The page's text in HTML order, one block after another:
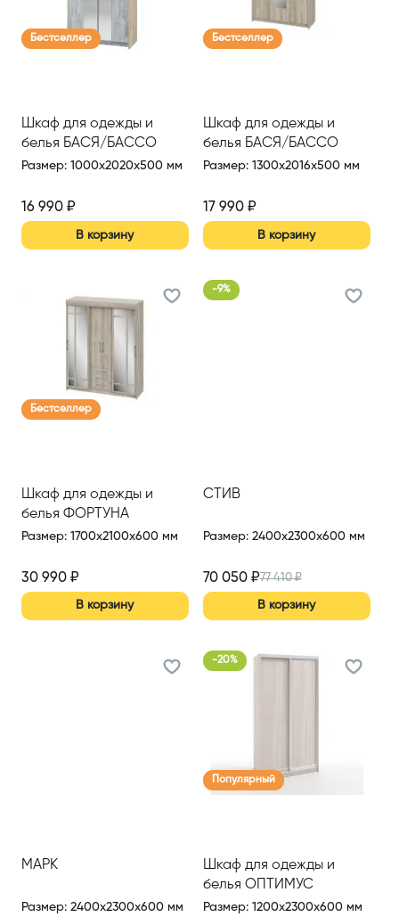
Бестселлер
Шкаф для одежды и
белья БАСЯ/БАССО
Размер: 1000x2020x500 мм
16 990 ₽
В корзину
Бестселлер
Шкаф для одежды и
белья БАСЯ/БАССО
Размер: 1300x2016x500 мм
17 990₽
В корзину
Бестселлер
Шкаф для одежды и
белья ФОРТУНА
Размер: 1700x2100x600 мм
30 990 ₽
В корзину
-9%
СТИВ
Размер: 2400x2300x600 мм
70 050₽77 410₽
В корзину
МАРК
Размер: 2400x2300x600 мм
-20%
Популярный
Шкаф для одежды и
белья ОПТИМУС
Размер: 1200x2300x600 мм